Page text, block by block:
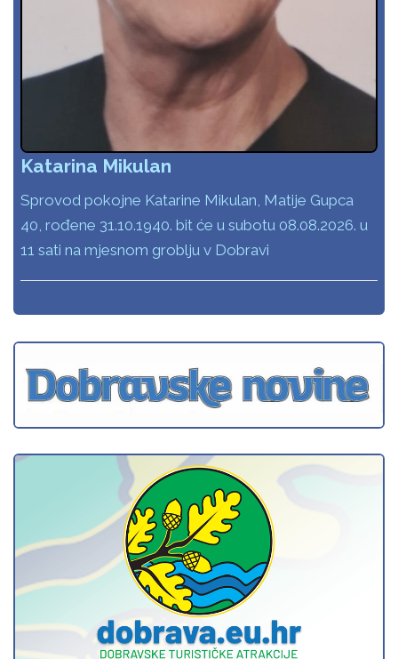
Katarina Mikulan
Sprovod pokojne Katarine Mikulan, Matije Gupca
40, rođene 31.10.1940. bit će u subotu 08.08.2026. u
11 sati na mjesnom groblju v Dobravi